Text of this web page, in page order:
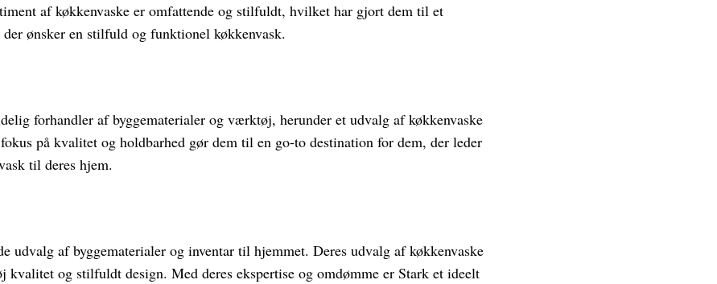
af køkkenvaske er omfattende og stilfuldt, hvilket har gjort dem til et
ønsker en stilfuld og funktionel køkkenvask.
forhandler af byggematerialer og værktøj, herunder et udvalg af køkkenvaske
på kvalitet og holdbarhed gør dem til en go-to destination for dem, der leder
til deres hjem.
udvalg af byggematerialer og inventar til hjemmet. Deres udvalg af køkkenvaske
kvalitet og stilfuldt design. Med deres ekspertise og omdømme er Stark et ideelt